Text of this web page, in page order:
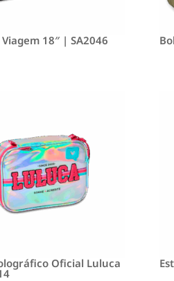
18″ | SA2046
Oficial Luluca